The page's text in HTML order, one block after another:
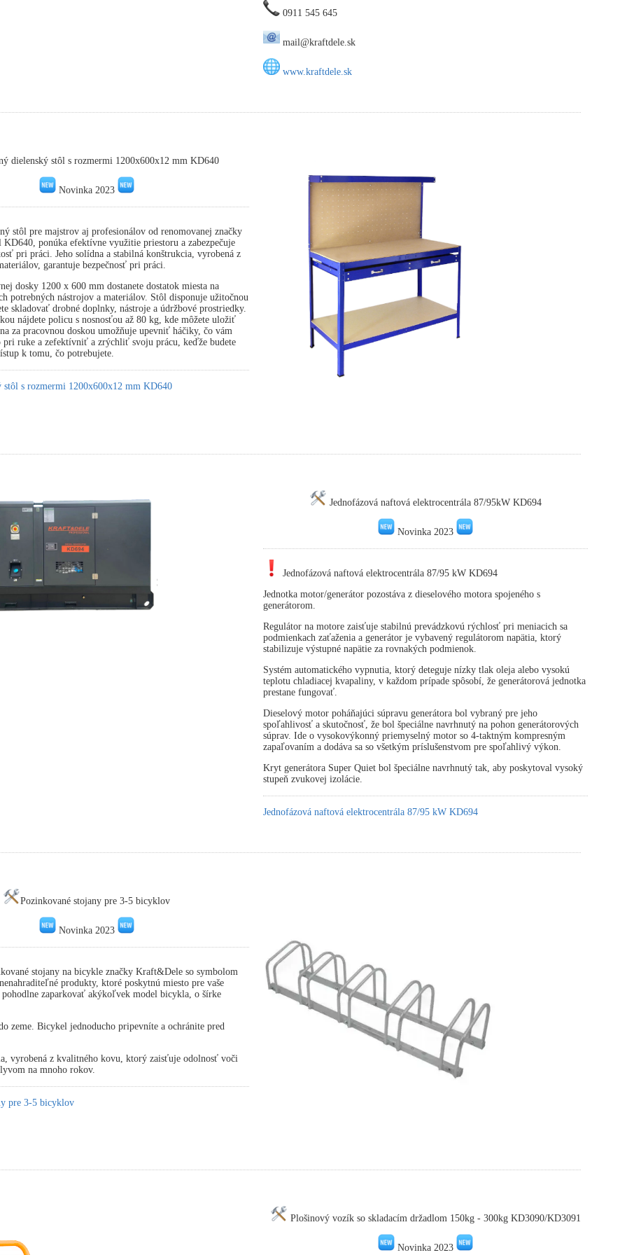
0911 545 645
mail@kraftdele.sk
www.kraftdele.sk
dielenský stôl s rozmermi 1200x600x12 mm KD640
Novinka 2023
stôl pre majstrov aj profesionálov od renomovanej značky
ponúka efektívne využitie priestoru a zabezpečuje
pri práci. Jeho solídna a stabilná konštrukcia, vyrobená z
garantuje bezpečnosť pri práci.
dosky 1200 x 600 mm dostanete dostatok miesta na
potrebných nástrojov a materiálov. Stôl disponuje užitočnou
skladovať drobné doplnky, nástroje a údržbové prostriedky.
nájdete policu s nosnosťou až 80 kg, kde môžete uložiť
za pracovnou doskou umožňuje upevniť háčiky, čo vám
pri ruke a zefektívniť a zrýchliť svoju prácu, keďže budete
k tomu, čo potrebujete.
stôl s rozmermi 1200x600x12 mm KD640
Jednofázová naftová elektrocentrála 87/95kW KD694
Novinka 2023
Jednofázová naftová elektrocentrála 87/95 kW KD694
Jednotka motor/generátor pozostáva z dieselového motora spojeného s
generátorom.
Regulátor na motore zaisťuje stabilnú prevádzkovú rýchlosť pri meniacich sa
podmienkach zaťaženia a generátor je vybavený regulátorom napätia, ktorý
stabilizuje výstupné napätie za rovnakých podmienok.
Systém automatického vypnutia, ktorý deteguje nízky tlak oleja alebo vysokú
teplotu chladiacej kvapaliny, v každom prípade spôsobí, že generátorová jednotka
prestane fungovať.
Dieselový motor poháňajúci súpravu generátora bol vybraný pre jeho
spoľahlivosť a skutočnosť, že bol špeciálne navrhnutý na pohon generátorových
súprav. Ide o vysokovýkonný priemyselný motor so 4-taktným kompresným
zapaľovaním a dodáva sa so všetkým príslušenstvom pre spoľahlivý výkon.
Kryt generátora Super Quiet bol špeciálne navrhnutý tak, aby poskytoval vysoký
stupeň zvukovej izolácie.
Jednofázová naftová elektrocentrála 87/95 kW KD694
Pozinkované stojany pre 3-5 bicyklov
Novinka 2023
stojany na bicykle značky Kraft&Dele so symbolom
produkty, ktoré poskytnú miesto pre vaše
zaparkovať akýkoľvek model bicykla, o šírke
zeme. Bicykel jednoducho pripevníte a ochránite pred
vyrobená z kvalitného kovu, ktorý zaisťuje odolnosť voči
na mnoho rokov.
pre 3-5 bicyklov
Plošinový vozík so skladacím držadlom 150kg - 300kg KD3090/KD3091
Novinka 2023